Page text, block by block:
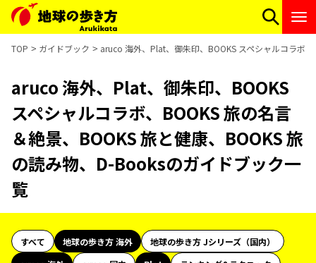
TOP ガイドブック aruco 海外、Plat、御朱印、BOOKS スペシャルコラボ
aruco 海外、Plat、御朱印、BOOKS
スペシャルコラボ、BOOKS 旅の名言
＆絶景、BOOKS 旅と健康、BOOKS 旅
の読み物、D-Booksのガイドブック一
覧
すべて 地球の歩き方 海外
地球の歩き方 Jシリーズ（国内）